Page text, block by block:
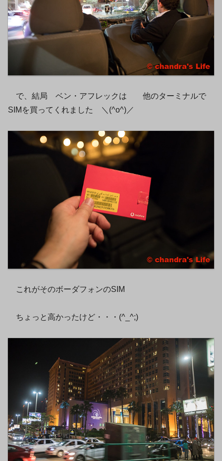
で、結局 ベン・アフレックは 他のターミナルで
SIMを買ってくれました ＼(^o^)／
これがそのボーダフォンのSIM
ちょっと高かったけど・・・(^_^;)